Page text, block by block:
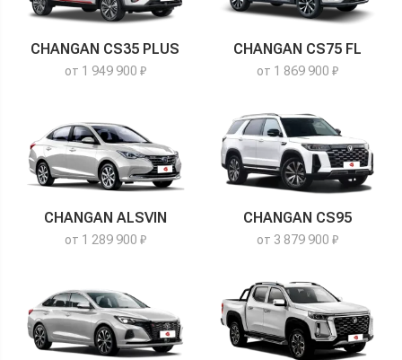
CHANGAN CS35 PLUS
от 1 949 900 ₽
CHANGAN CS75 FL
от 1 869 900 ₽
CHANGAN ALSVIN
от 1 289 900 ₽
CHANGAN CS95
от 3 879 900 ₽